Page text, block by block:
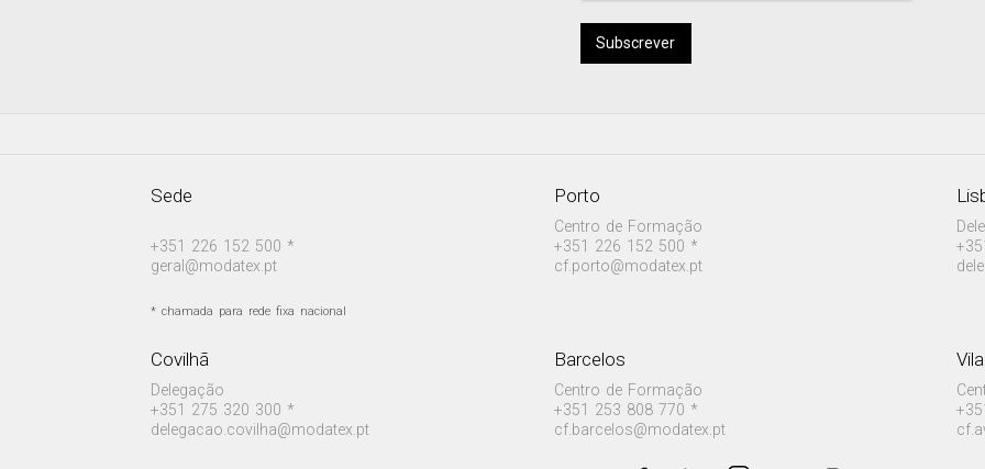
Subscrever
Sede
+351 226 152 500 *
geral@modatex.pt
* chamada para rede fixa nacional
Porto
Centro de Formação
+351 226 152 500 *
cf.porto@modatex.pt
Covilhã
Delegação
+351 275 320 300 *
delegacao.covilha@modatex.pt
Barcelos
Centro de Formação
+351 253 808 770 *
cf.barcelos@modatex.pt